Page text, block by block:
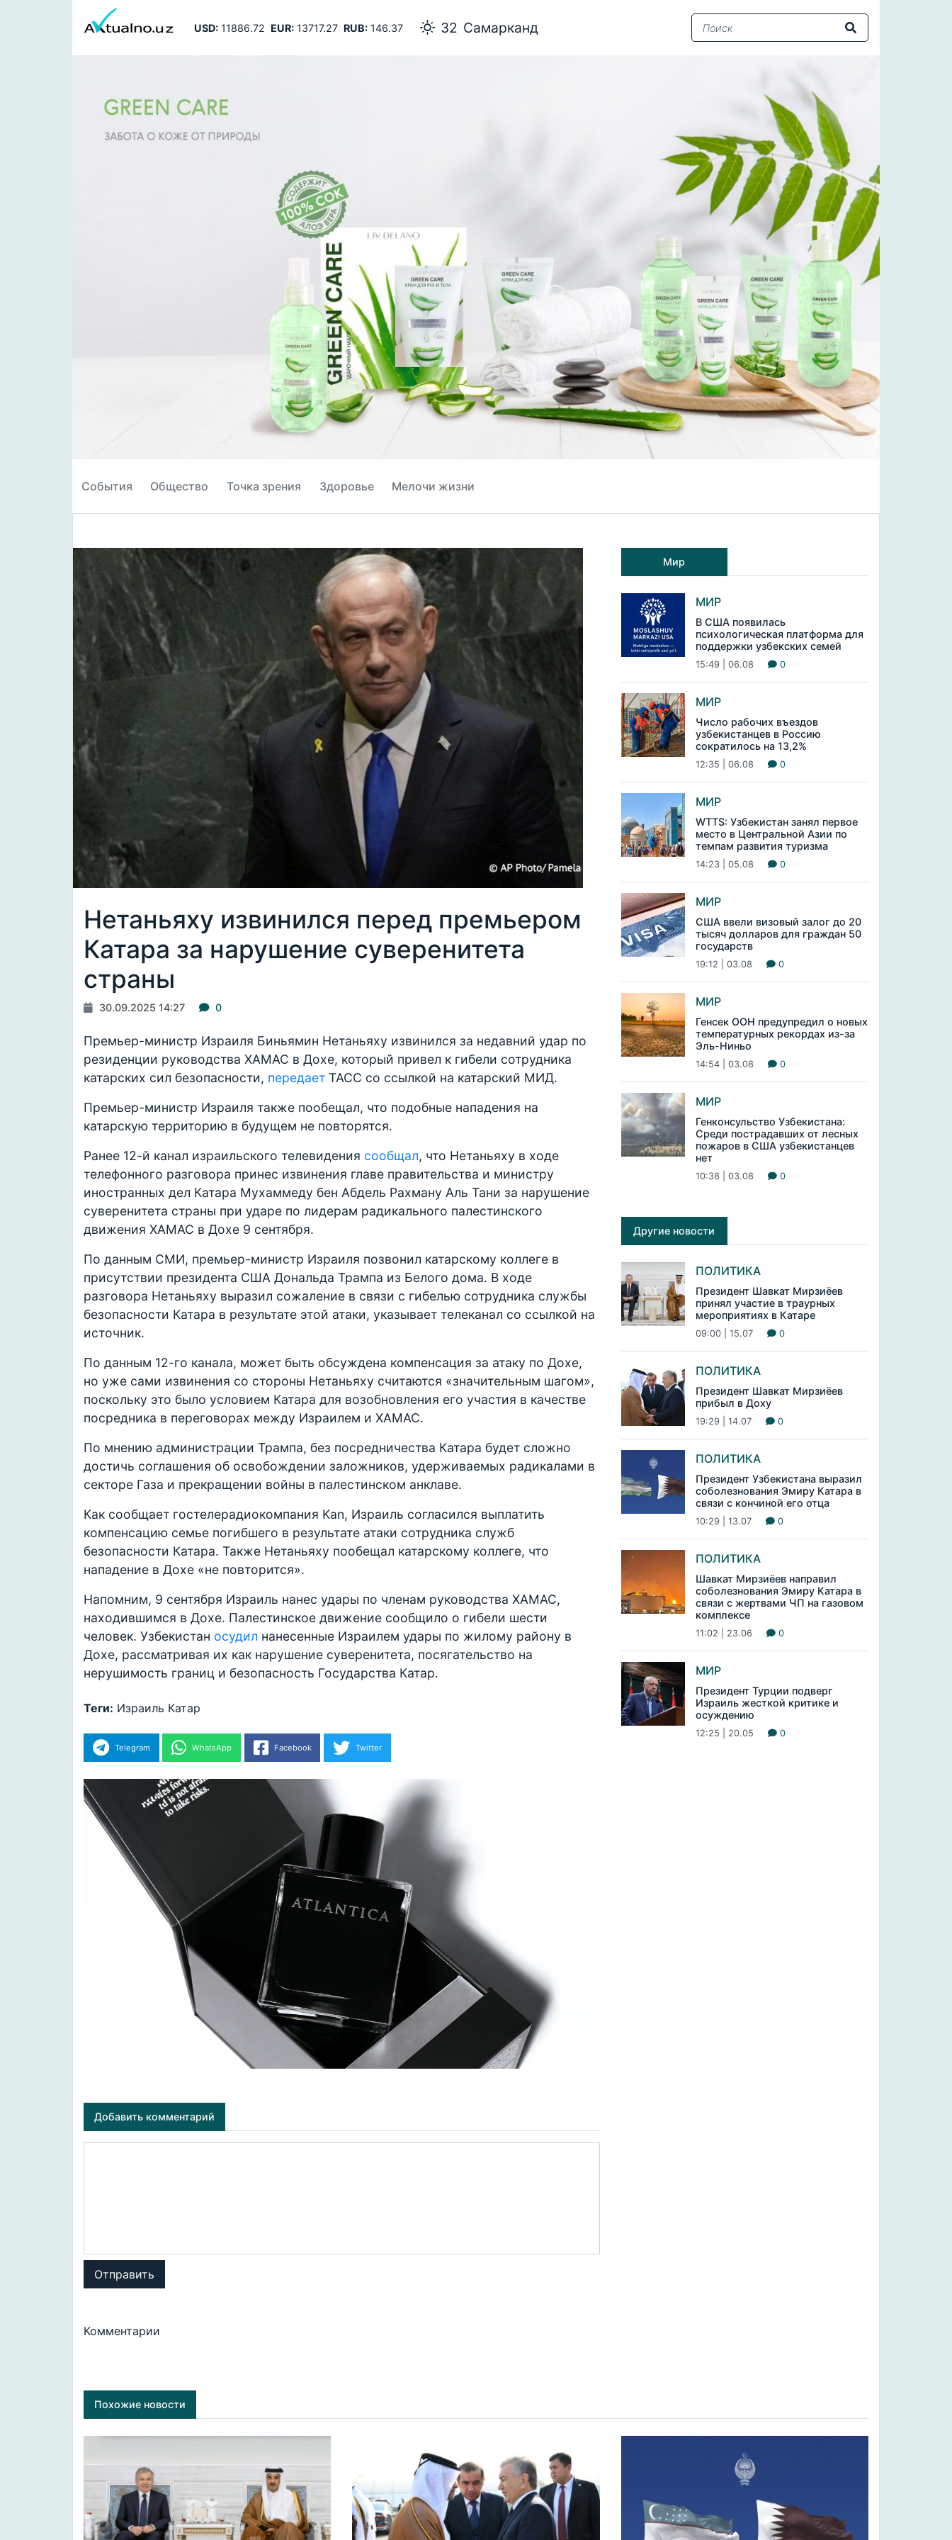
USD:11886.72 EUR:13717.27 RUB:146.37 32 Самарканд
События Общество Точка зрения Здоровье Мелочи жизни
Нетаньяху извинился перед премьером
Катара за нарушение суверенитета
страны
30.09.2025 14:27 0
Премьер-министр Израиля Биньямин Нетаньяху извинился за недавний удар по
резиденции руководства ХАМАС в Дохе, который привел к гибели сотрудника
катарских сил безопасности, передает ТАСС со ссылкой на катарский МИД.
Премьер-министр Израиля также пообещал, что подобные нападения на
катарскую территорию в будущем не повторятся.
Ранее 12-й канал израильского телевидения сообщал, что Нетаньяху в ходе
телефонного разговора принес извинения главе правительства и министру
иностранных дел Катара Мухаммеду бен Абдель Рахману Аль Тани за нарушение
суверенитета страны при ударе по лидерам радикального палестинского
движения ХАМАС в Дохе 9 сентября.
По данным СМИ, премьер-министр Израиля позвонил катарскому коллеге в
присутствии президента США Дональда Трампа из Белого дома. В ходе
разговора Нетаньяху выразил сожаление в связи с гибелью сотрудника службы
безопасности Катара в результате этой атаки, указывает телеканал со ссылкой на
источник.
По данным 12-го канала, может быть обсуждена компенсация за атаку по Дохе,
но уже сами извинения со стороны Нетаньяху считаются «значительным шагом»,
поскольку это было условием Катара для возобновления его участия в качестве
посредника в переговорах между Израилем и ХАМАС.
По мнению администрации Трампа, без посредничества Катара будет сложно
достичь соглашения об освобождении заложников, удерживаемых радикалами в
секторе Газа и прекращении войны в палестинском анклаве.
Как сообщает гостелерадиокомпания Kan, Израиль согласился выплатить
компенсацию семье погибшего в результате атаки сотрудника служб
безопасности Катара. Также Нетаньяху пообещал катарскому коллеге, что
нападение в Дохе «не повторится».
Напомним, 9 сентября Израиль нанес удары по членам руководства ХАМАС,
находившимся в Дохе. Палестинское движение сообщило о гибели шести
человек. Узбекистан осудил нанесенные Израилем удары по жилому району в
Дохе, рассматривая их как нарушение суверенитета, посягательство на
нерушимость границ и безопасность Государства Катар.
Теги: Израиль Катар
Telegram WhatsApp Facebook Twitter
Добавить комментарий
Отправить
Комментарии
Мир
МИР
В США появилась
психологическая платформа для
поддержки узбекских семей
15:49 | 06.08 0
МИР
Число рабочих въездов
узбекистанцев в Россию
сократилось на 13,2%
12:35 | 06.08 0
МИР
WTTS: Узбекистан занял первое
место в Центральной Азии по
темпам развития туризма
14:23 | 05.08 0
МИР
США ввели визовый залог до 20
тысяч долларов для граждан 50
государств
19:12 | 03.08 0
МИР
Генсек ООН предупредил о новых
температурных рекордах из-за
Эль-Ниньо
14:54 | 03.08 0
МИР
Генконсульство Узбекистана:
Среди пострадавших от лесных
пожаров в США узбекистанцев
нет
10:38 | 03.08 0
Другие новости
ПОЛИТИКА
Президент Шавкат Мирзиёев
принял участие в траурных
мероприятиях в Катаре
09:00 | 15.07 0
ПОЛИТИКА
Президент Шавкат Мирзиёев
прибыл в Доху
19:29 | 14.07 0
ПОЛИТИКА
Президент Узбекистана выразил
соболезнования Эмиру Катара в
связи с кончиной его отца
10:29 | 13.07 0
ПОЛИТИКА
Шавкат Мирзиёев направил
соболезнования Эмиру Катара в
связи с жертвами ЧП на газовом
комплексе
11:02 | 23.06 0
МИР
Президент Турции подверг
Израиль жесткой критике и
осуждению
12:25 | 20.05 0
Похожие новости